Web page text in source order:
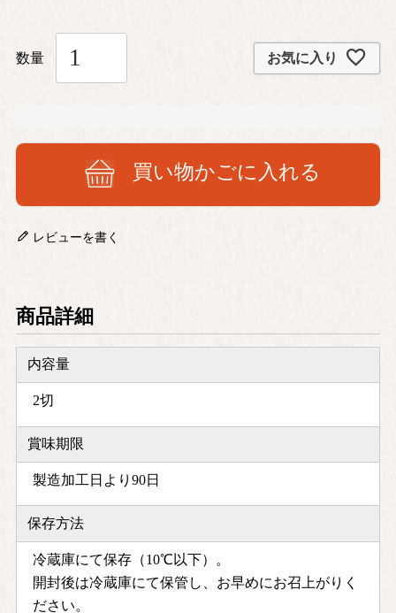
お気に入り
買い物かごに入れる
レビューを書く
商品詳細
内容量
2切
賞味期限
製造加工日より90日
保存方法
冷蔵庫にて保存（10℃以下）。
開封後は冷蔵庫にて保管し、お早めにお召上がりく
ださい。